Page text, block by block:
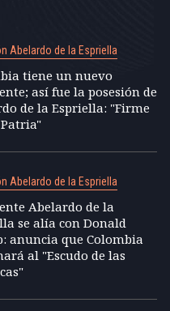
Abelardo de la Espriella
tiene un nuevo
así fue la posesión de
de la Espriella: "Firme
Abelardo de la Espriella
Abelardo de la
se alía con Donald
anuncia que Colombia
al "Escudo de las